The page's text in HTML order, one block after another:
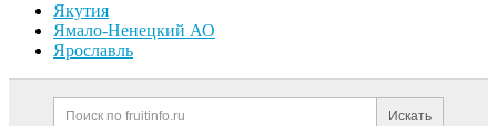
Якутия
Ямало-Ненецкий АО
Ярославль
Дополнительная информация
Поиск по сайту и
Искать